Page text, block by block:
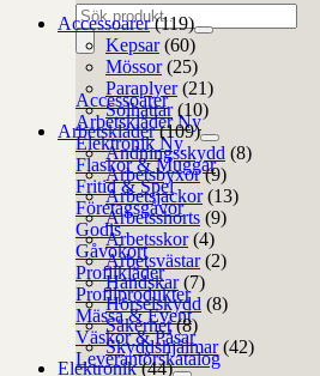
Produktsökning
Accessoarer
Arbetskläder
Elektronik
Flaskor & Muggar
Fritid & Spel
Företagsgåvor
Godis
Gåvokort
Profilkläder
Profilprodukter
Mässa & Event
Väskor & Påsar
Leverantörskatalog
Accessoarer (119)
Kepsar (60)
Mössor (25)
Paraplyer (21)
Solhattar (10)
Arbetskläder (109)
Andningsskydd (8)
Arbetsbyxor (9)
Arbetsjackor (13)
Arbetsshorts (9)
Arbetsskor (4)
Arbetsvästar (2)
Handskar (7)
Hörselskydd (8)
Säkerhet (8)
Skyddshjälmar (42)
Elektronik (44)